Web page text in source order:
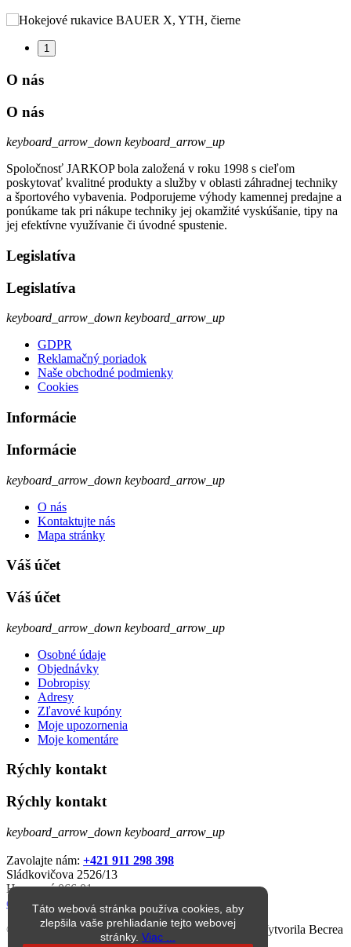
1
O nás
O nás
keyboard_arrow_down keyboard_arrow_up
Spoločnosť JARKOP bola založená v roku 1998 s cieľom
poskytovať kvalitné produkty a služby v oblasti záhradnej techniky
a športového vybavenia. Podporujeme výhody kamennej predajne a
ponúkame tak pri nákupe techniky jej okamžité vyskúšanie, tipy na
jej efektívne využívanie či úvodné spustenie.
Legislatíva
Legislatíva
keyboard_arrow_down keyboard_arrow_up
GDPR
Reklamačný poriadok
Naše obchodné podmienky
Cookies
Informácie
Informácie
keyboard_arrow_down keyboard_arrow_up
O nás
Kontaktujte nás
Mapa stránky
Váš účet
Váš účet
keyboard_arrow_down keyboard_arrow_up
Osobné údaje
Objednávky
Dobropisy
Adresy
Zľavové kupóny
Moje upozornenia
Moje komentáre
Rýchly kontakt
Rýchly kontakt
keyboard_arrow_down keyboard_arrow_up
Zavolajte nám: +421 911 298 398
Sládkovičova 2526/13
Humenné 066 01
eshop@jarkop.sk
Táto webová stránka používa cookies, aby
zlepšila vaše prehliadanie tejto webovej
stránky. Viac ...
© 1998 – 2026 jarkop.sk Všetky práva vyhradené. Vytvorila Becrea